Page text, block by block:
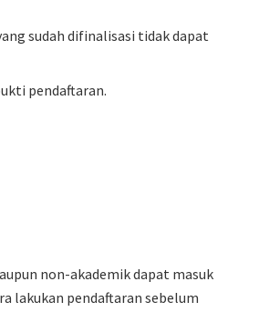
sudah difinalisasi tidak dapat
pendaftaran.
non-akademik dapat masuk
lakukan pendaftaran sebelum